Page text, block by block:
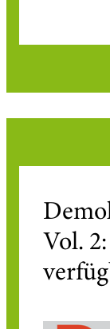
Vol.